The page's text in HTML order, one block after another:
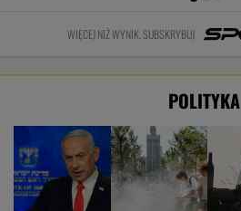
WIĘCEJ NIŻ WYNIK. SUBSKRYBUJ
POLITYKA